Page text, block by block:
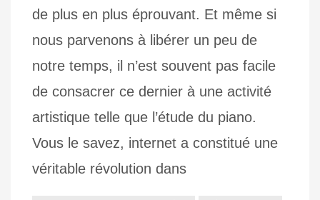
de plus en plus éprouvant. Et même si
nous parvenons à libérer un peu de
notre temps, il n’est souvent pas facile
de consacrer ce dernier à une activité
artistique telle que l’étude du piano.
Vous le savez, internet a constitué une
véritable révolution dans